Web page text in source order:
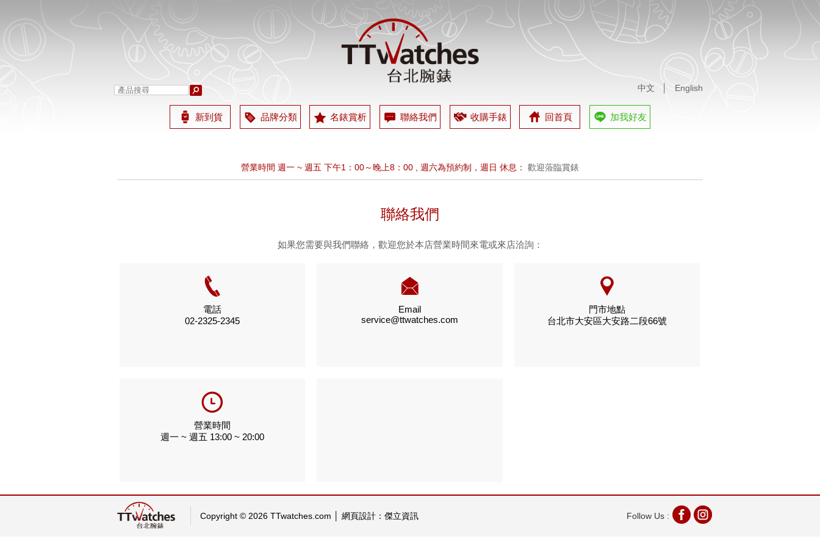
中文 English
新到貨 品牌分類 名錶賞析 聯絡我們 收購手錶 回首頁 加我好友
營業時間 週一 ~ 週五 下午1：00～晚上8：00 , 週六為預約制，週日 休息： 歡迎蒞臨賞錶
營業時間 週一 ~ 週五 下午1：00～晚上8：00 , 週六為預約制，週日 休息：
歡迎加 LINE , ID : @ttwatches： 歡迎加 LINE , 專人為您服務 , LINE ID : @ttwatches
聯絡我們
如果您需要與我們聯絡，歡迎您於本店營業時間來電或來店洽詢：
電話
02-2325-2345
Email
service@ttwatches.com
門市地點
台北市大安區大安路二段66號
營業時間
週一 ~ 週五 13:00 ~ 20:00
Copyright © 2026 TTwatches.com 網頁設計：傑立資訊 Follow Us :